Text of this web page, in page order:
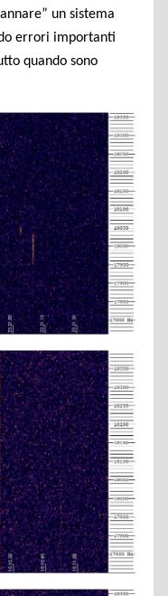
un sistema
errori importanti
quando sono